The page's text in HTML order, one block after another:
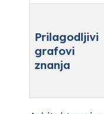
Prilagodljivi
grafovi
znanja